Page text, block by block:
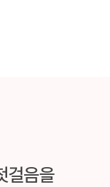
걸음을